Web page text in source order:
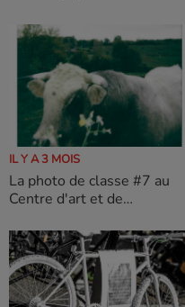
IL Y A 3 MOIS
La photo de classe #7 au
Centre d'art et de